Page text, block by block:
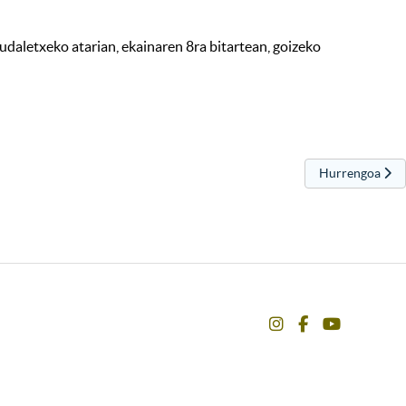
atarian, ekainaren 8ra bitartean, goizeko
Hurrengo
Hurrengoa